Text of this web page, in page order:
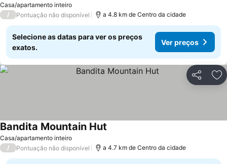
Casa/apartamento inteiro
/ Pontuação não disponível a 4.8 km de Centro da cidade
Selecione as datas para ver os preços
exatos.
Ver preços
Partilhar
Casa/apartamento inteiro
Bandita Mountain Hut
/ Pontuação não disponível a 4.7 km de Centro da cidade